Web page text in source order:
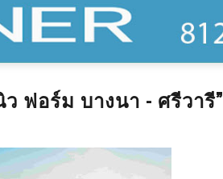
ว ฟอร์ม บางนา - ศรีวารี”